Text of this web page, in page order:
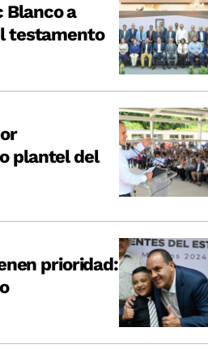
Blanco a
testamento
plantel del
prioridad: